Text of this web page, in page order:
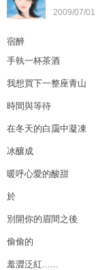
2009/07/01
宿醉
手執一杯茶酒
我想買下一整座青山
時間與等待
在冬天的白靄中凝凍
冰釀成
暖呼心愛的酸甜
於
別開你的眉間之後
偷偷的
羞澀泛紅......